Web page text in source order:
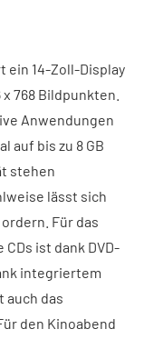
ein 14-Zoll-Display
768 Bildpunkten.
Anwendungen
auf bis zu 8 GB
stehen
lässt sich
Für das
ist dank DVD-
integriertem
auch das
den Kinoabend